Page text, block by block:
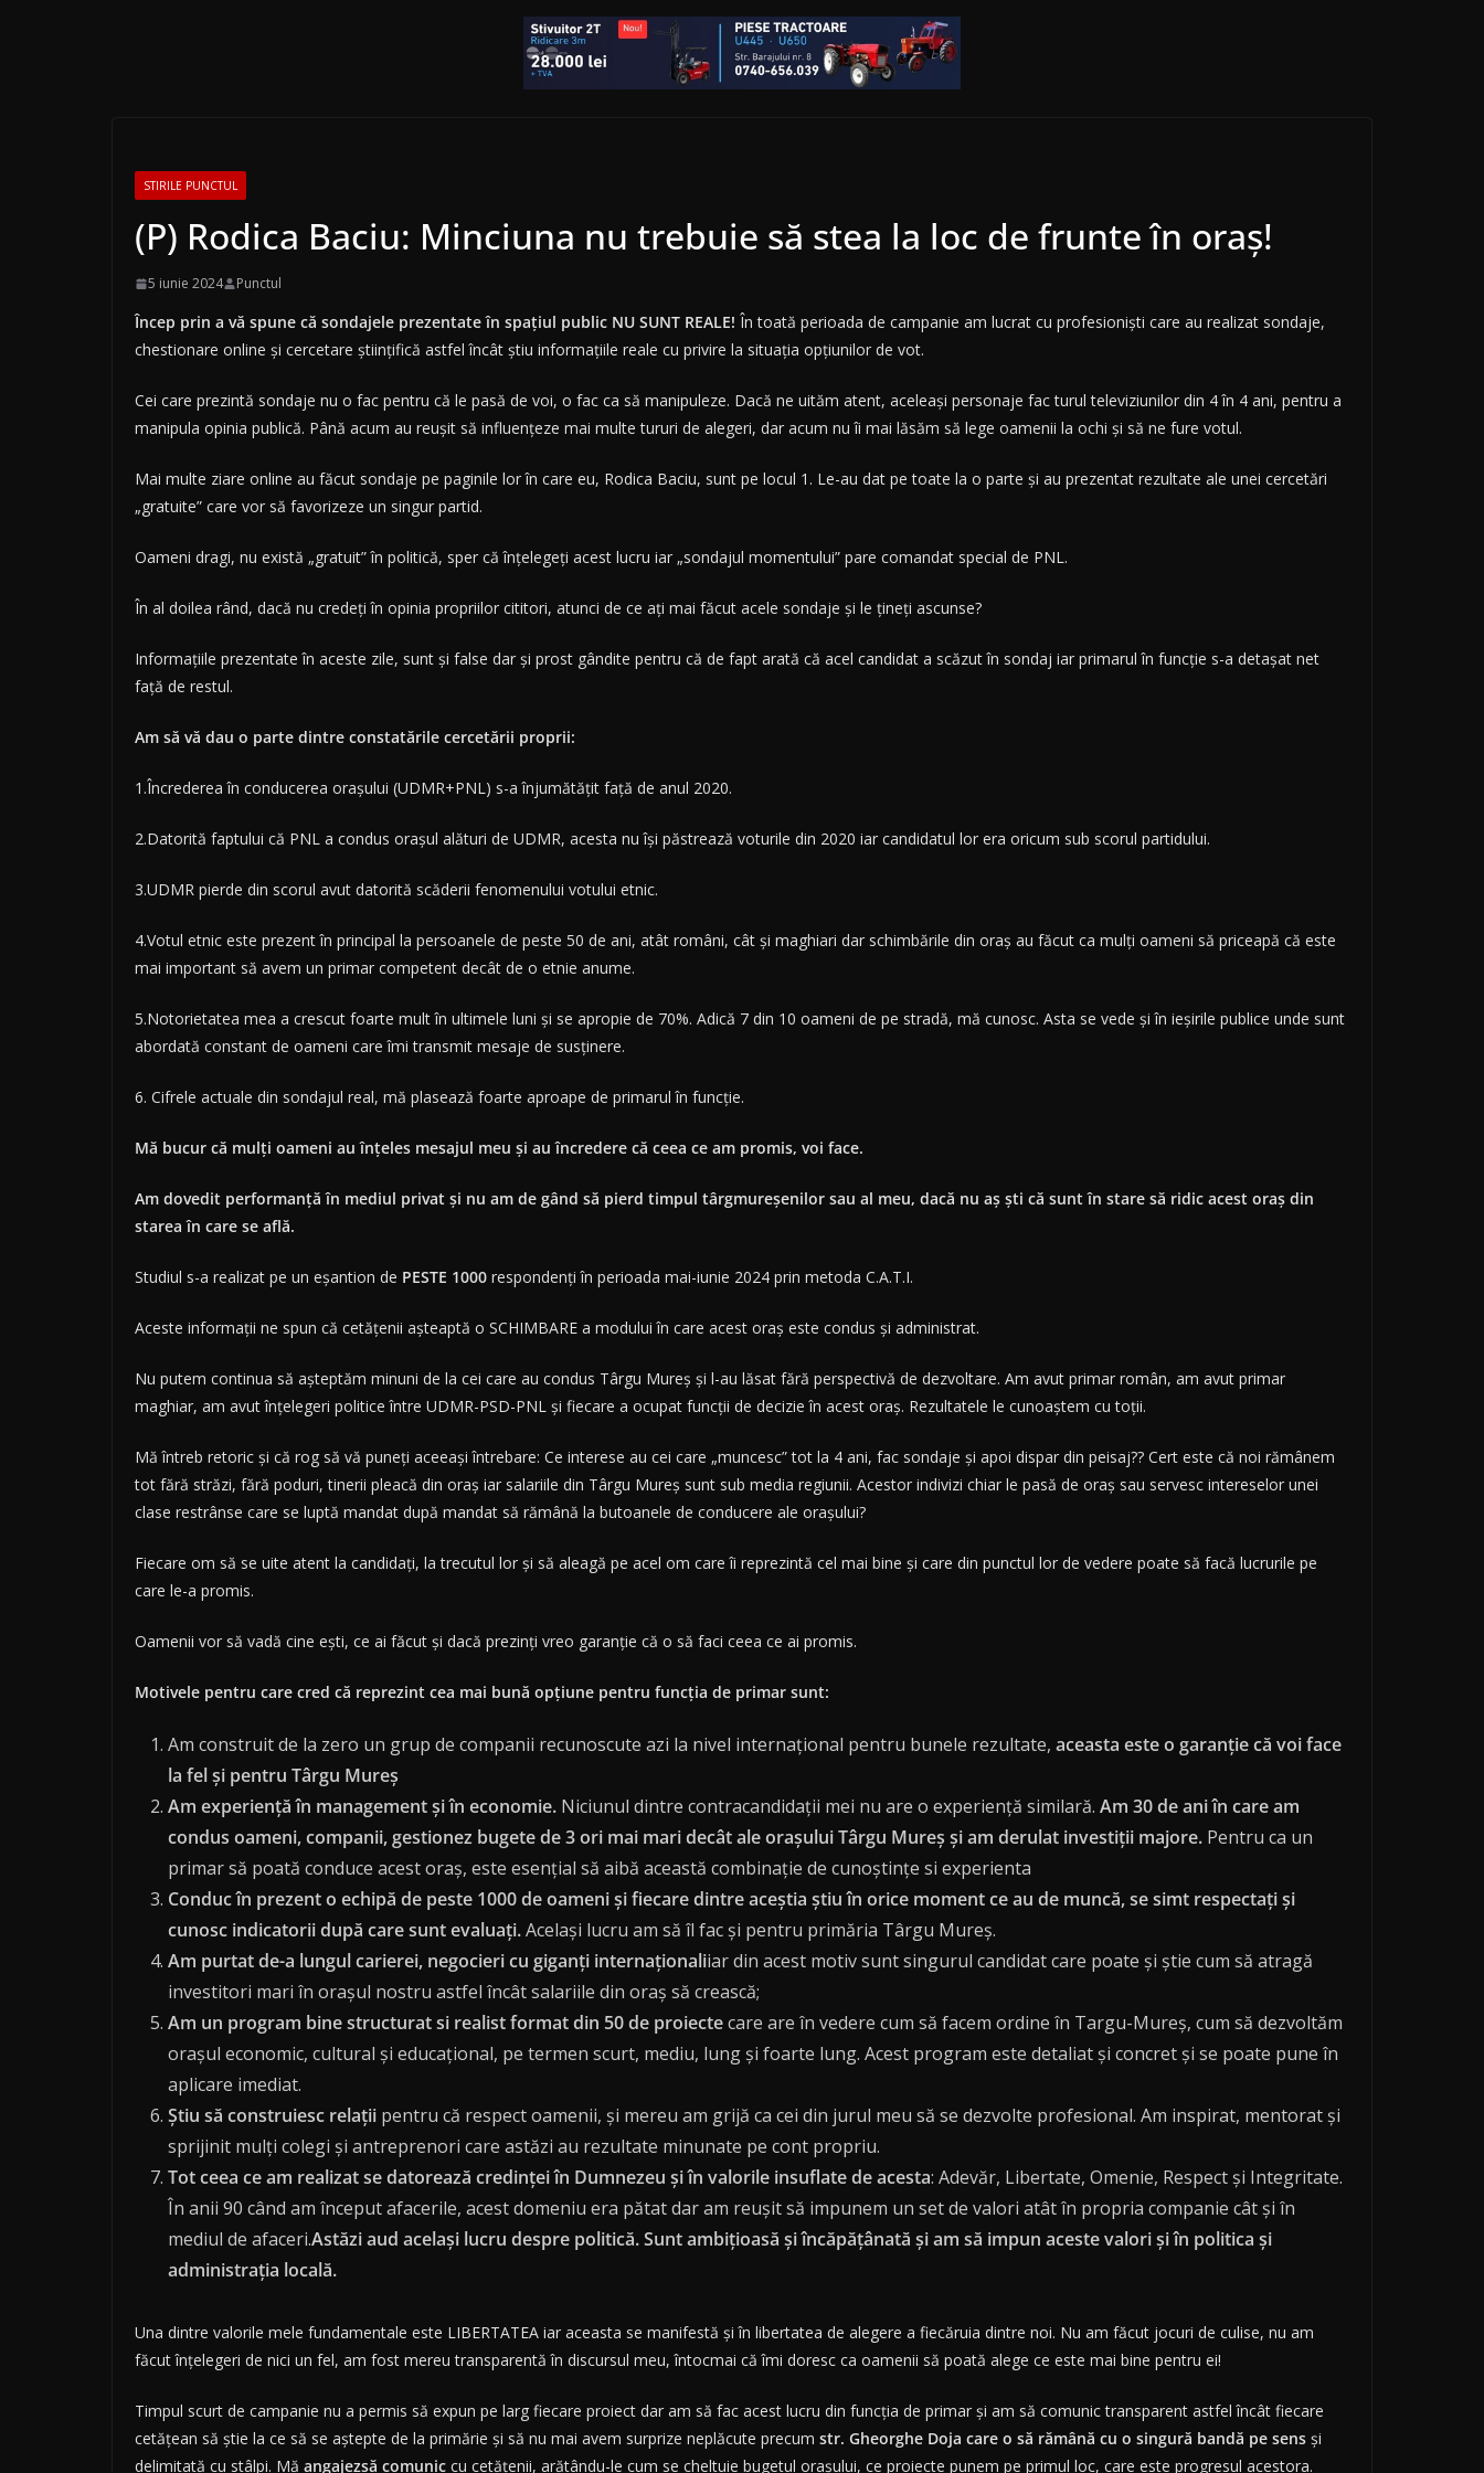
STIRILE PUNCTUL
(P) Rodica Baciu: Minciuna nu trebuie să stea la loc de frunte în oraș!
5 iunie 2024 Punctul
Încep prin a vă spune că sondajele prezentate în spațiul public NU SUNT REALE! În toată perioada de campanie am lucrat cu profesioniști care au realizat sondaje,
chestionare online și cercetare științifică astfel încât știu informațiile reale cu privire la situația opțiunilor de vot.
Cei care prezintă sondaje nu o fac pentru că le pasă de voi, o fac ca să manipuleze. Dacă ne uităm atent, aceleași personaje fac turul televiziunilor din 4 în 4 ani, pentru a
manipula opinia publică. Până acum au reușit să influențeze mai multe tururi de alegeri, dar acum nu îi mai lăsăm să lege oamenii la ochi și să ne fure votul.
Mai multe ziare online au făcut sondaje pe paginile lor în care eu, Rodica Baciu, sunt pe locul 1. Le-au dat pe toate la o parte și au prezentat rezultate ale unei cercetări
„gratuite” care vor să favorizeze un singur partid.
Oameni dragi, nu există „gratuit” în politică, sper că înțelegeți acest lucru iar „sondajul momentului” pare comandat special de PNL.
În al doilea rând, dacă nu credeți în opinia propriilor cititori, atunci de ce ați mai făcut acele sondaje și le țineți ascunse?
Informațiile prezentate în aceste zile, sunt și false dar și prost gândite pentru că de fapt arată că acel candidat a scăzut în sondaj iar primarul în funcție s-a detașat net
față de restul.
Am să vă dau o parte dintre constatările cercetării proprii:
1.Încrederea în conducerea orașului (UDMR+PNL) s-a înjumătățit față de anul 2020.
2.Datorită faptului că PNL a condus orașul alături de UDMR, acesta nu își păstrează voturile din 2020 iar candidatul lor era oricum sub scorul partidului.
3.UDMR pierde din scorul avut datorită scăderii fenomenului votului etnic.
4.Votul etnic este prezent în principal la persoanele de peste 50 de ani, atât români, cât și maghiari dar schimbările din oraș au făcut ca mulți oameni să priceapă că este
mai important să avem un primar competent decât de o etnie anume.
5.Notorietatea mea a crescut foarte mult în ultimele luni și se apropie de 70%. Adică 7 din 10 oameni de pe stradă, mă cunosc. Asta se vede și în ieșirile publice unde sunt
abordată constant de oameni care îmi transmit mesaje de susținere.
6. Cifrele actuale din sondajul real, mă plasează foarte aproape de primarul în funcție.
Mă bucur că mulți oameni au înțeles mesajul meu și au încredere că ceea ce am promis, voi face.
Am dovedit performanță în mediul privat și nu am de gând să pierd timpul târgmureșenilor sau al meu, dacă nu aș ști că sunt în stare să ridic acest oraș din
starea în care se află.
Studiul s-a realizat pe un eșantion de PESTE 1000 respondenți în perioada mai-iunie 2024 prin metoda C.A.T.I.
Aceste informații ne spun că cetățenii așteaptă o SCHIMBARE a modului în care acest oraș este condus și administrat.
Nu putem continua să așteptăm minuni de la cei care au condus Târgu Mureș și l-au lăsat fără perspectivă de dezvoltare. Am avut primar român, am avut primar
maghiar, am avut înțelegeri politice între UDMR-PSD-PNL și fiecare a ocupat funcții de decizie în acest oraș. Rezultatele le cunoaștem cu toții.
Mă întreb retoric și că rog să vă puneți aceeași întrebare: Ce interese au cei care „muncesc” tot la 4 ani, fac sondaje și apoi dispar din peisaj?? Cert este că noi rămânem
tot fără străzi, fără poduri, tinerii pleacă din oraș iar salariile din Târgu Mureș sunt sub media regiunii. Acestor indivizi chiar le pasă de oraș sau servesc intereselor unei
clase restrânse care se luptă mandat după mandat să rămână la butoanele de conducere ale orașului?
Fiecare om să se uite atent la candidați, la trecutul lor și să aleagă pe acel om care îi reprezintă cel mai bine și care din punctul lor de vedere poate să facă lucrurile pe
care le-a promis.
Oamenii vor să vadă cine ești, ce ai făcut și dacă prezinți vreo garanție că o să faci ceea ce ai promis.
Motivele pentru care cred că reprezint cea mai bună opțiune pentru funcția de primar sunt:
Am construit de la zero un grup de companii recunoscute azi la nivel internațional pentru bunele rezultate, aceasta este o garanție că voi face
la fel și pentru Târgu Mureș
Am experiență în management și în economie. Niciunul dintre contracandidații mei nu are o experiență similară. Am 30 de ani în care am
condus oameni, companii, gestionez bugete de 3 ori mai mari decât ale orașului Târgu Mureș și am derulat investiții majore. Pentru ca un
primar să poată conduce acest oraș, este esențial să aibă această combinație de cunoștințe si experienta
Conduc în prezent o echipă de peste 1000 de oameni și fiecare dintre aceștia știu în orice moment ce au de muncă, se simt respectați și
cunosc indicatorii după care sunt evaluați.Același lucru am să îl fac și pentru primăria Târgu Mureș.
Am purtat de-a lungul carierei, negocieri cu giganți internaționaliiar din acest motiv sunt singurul candidat care poate și știe cum să atragă
investitori mari în orașul nostru astfel încât salariile din oraș să crească;
Am un program bine structurat si realist format din 50 de proiectecare are în vedere cum să facem ordine în Targu-Mureș, cum să dezvoltăm
orașul economic, cultural și educațional, pe termen scurt, mediu, lung și foarte lung. Acest program este detaliat și concret și se poate pune în
aplicare imediat.
Știu să construiesc relații pentru că respect oamenii, și mereu am grijă ca cei din jurul meu să se dezvolte profesional. Am inspirat, mentorat și
sprijinit mulți colegi și antreprenori care astăzi au rezultate minunate pe cont propriu.
Tot ceea ce am realizat se datorează credinței în Dumnezeu și în valorile insuflate de acesta: Adevăr, Libertate, Omenie, Respect și Integritate.
În anii 90 când am început afacerile, acest domeniu era pătat dar am reușit să impunem un set de valori atât în propria companie cât și în
mediul de afaceri.Astăzi aud același lucru despre politică. Sunt ambițioasă și încăpățânată și am să impun aceste valori și în politica și
administrația locală.
Una dintre valorile mele fundamentale este LIBERTATEA iar aceasta se manifestă și în libertatea de alegere a fiecăruia dintre noi. Nu am făcut jocuri de culise, nu am
făcut înțelegeri de nici un fel, am fost mereu transparentă în discursul meu, întocmai că îmi doresc ca oamenii să poată alege ce este mai bine pentru ei!
Timpul scurt de campanie nu a permis să expun pe larg fiecare proiect dar am să fac acest lucru din funcția de primar și am să comunic transparent astfel încât fiecare
cetățean să știe la ce să se aștepte de la primărie și să nu mai avem surprize neplăcute precum str. Gheorghe Doja care o să rămână cu o singură bandă pe sens și
delimitată cu stâlpi. Mă angajezsă comunic cu cetățenii, arătându-le cum se cheltuie bugetul orașului, ce proiecte punem pe primul loc, care este progresul acestora.